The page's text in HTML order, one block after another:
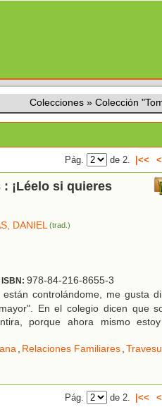
Colecciones » Colección
Pág. de 2. |<<
¡Léelo si quieres
DANIEL (trad.)
ISBN: 978-84-216-8655-3
controlándome, me gusta
En el colegio dicen que
porque ahora mismo
, Relaciones Familiares,
Pág. de 2. |<<